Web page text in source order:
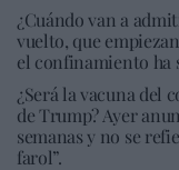
¿Cuándo van a
vuelto, que
el confinamiento ha
¿Será la vacuna del
de Trump? Ayer
semanas y no se
farol”.